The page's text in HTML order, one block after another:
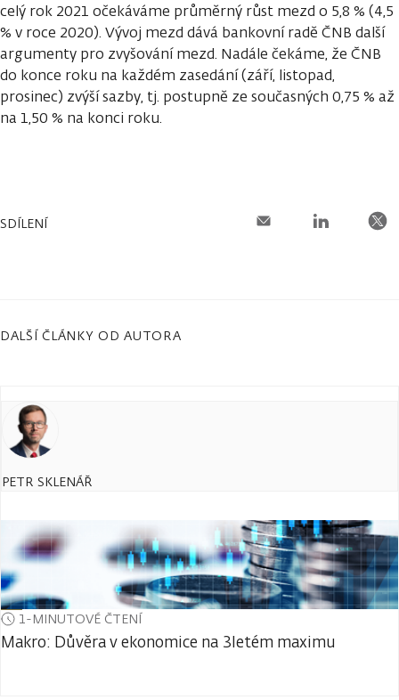
celý rok 2021 očekáváme průměrný růst mezd o 5,8 % (4,5
% v roce 2020). Vývoj mezd dává bankovní radě ČNB další
argumenty pro zvyšování mezd. Nadále čekáme, že ČNB
do konce roku na každém zasedání (září, listopad,
prosinec) zvýší sazby, tj. postupně ze současných 0,75 % až
na 1,50 % na konci roku.
SDÍLENÍ
DALŠÍ ČLÁNKY OD AUTORA
PETR SKLENÁŘ
1-MINUTOVÉ ČTENÍ
Makro: Důvěra v ekonomice na 3letém maximu